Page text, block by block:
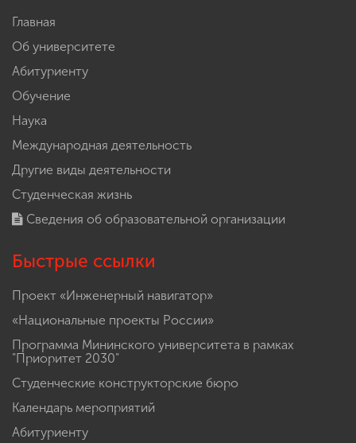
Главная
Об университете
Абитуриенту
Обучение
Наука
Международная деятельность
Другие виды деятельности
Студенческая жизнь
Сведения об образовательной организации
Быстрые ссылки
Проект «Инженерный навигатор»
«Национальные проекты России»
Программа Мининского университета в рамках
"Приоритет 2030"
Студенческие конструкторские бюро
Календарь мероприятий
Абитуриенту